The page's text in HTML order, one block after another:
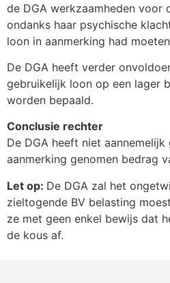
de DGA werkzaamheden voor
ondanks haar psychische
loon in aanmerking had
De DGA heeft verder
gebruikelijk loon op een lager
worden bepaald.
Conclusie rechter
De DGA heeft niet
aanmerking genomen bedrag
Let op: De DGA zal het
zieltogende BV belasting
ze met geen enkel bewijs dat
de kous af.